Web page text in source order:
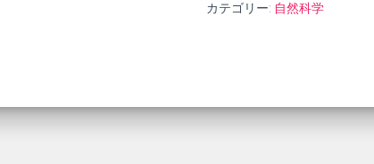
カテゴリー: 自然科学